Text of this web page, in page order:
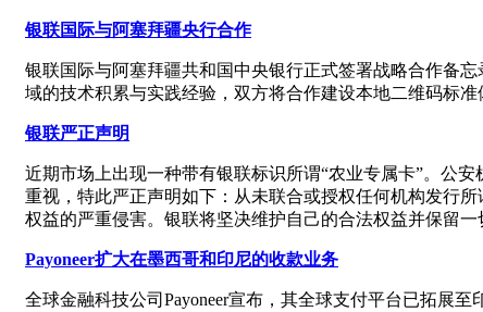
银联国际与阿塞拜疆央行合作
银联国际与阿塞拜疆共和国中央银行正式签署战略合作备
域的技术积累与实践经验，双方将合作建设本地二维码标准
银联严正声明
近期市场上出现一种带有银联标识所谓“农业专属卡”。公
重视，特此严正声明如下：从未联合或授权任何机构发行
权益的严重侵害。银联将坚决维护自己的合法权益并保留一
Payoneer扩大在墨西哥和印尼的收款业务
全球金融科技公司Payoneer宣布，其全球支付平台已拓展